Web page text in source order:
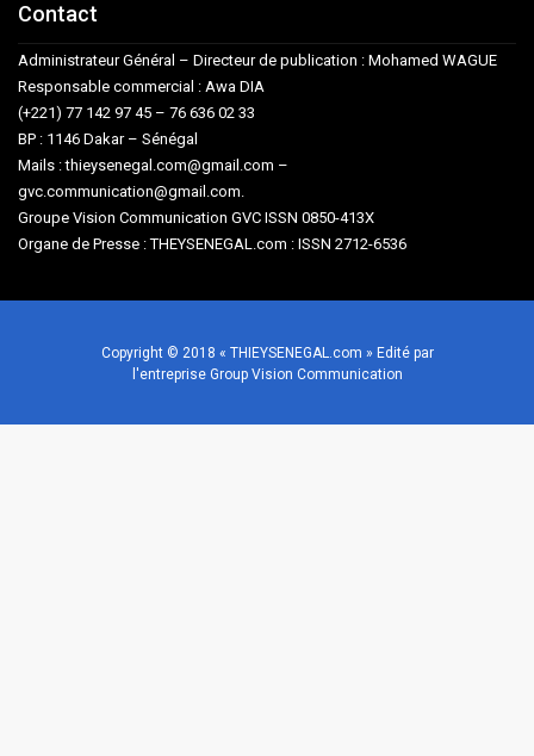
Contact
Administrateur Général – Directeur de publication : Mohamed WAGUE
Responsable commercial : Awa DIA
(+221) 77 142 97 45 – 76 636 02 33
BP : 1146 Dakar – Sénégal
Mails : thieysenegal.com@gmail.com –
gvc.communication@gmail.com.
Groupe Vision Communication GVC ISSN 0850-413X
Organe de Presse : THEYSENEGAL.com : ISSN 2712-6536
Copyright © 2018 « THIEYSENEGAL.com » Edité par
l'entreprise Group Vision Communication